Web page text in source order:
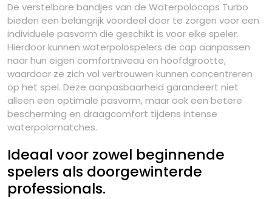
De verstelbare bandjes van de Waterpolocaps Turbo
bieden een belangrijk voordeel door te zorgen voor een
individuele pasvorm die geschikt is voor elke speler.
Hierdoor kunnen waterpolospelers de cap aanpassen
naar hun eigen comfortniveau en hoofdgrootte,
waardoor ze zich vol vertrouwen kunnen concentreren
op het spel. Deze aanpasbaarheid garandeert niet
alleen een optimale pasvorm, maar ook een betere
bescherming en draagcomfort tijdens intense
waterpolomatches.
Ideaal voor zowel beginnende
spelers als doorgewinterde
professionals.